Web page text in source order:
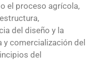
el proceso agrícola,
del diseño y la
y comercialización del
del